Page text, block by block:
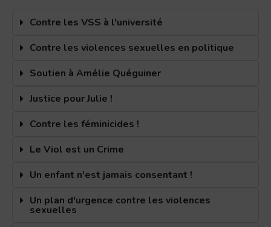
Contre les VSS à l'université
Contre les violences sexuelles en politique
Soutien à Amélie Quéguiner
Justice pour Julie !
Contre les féminicides !
Le Viol est un Crime
Un enfant n'est jamais consentant !
Un plan d'urgence contre les violences
sexuelles